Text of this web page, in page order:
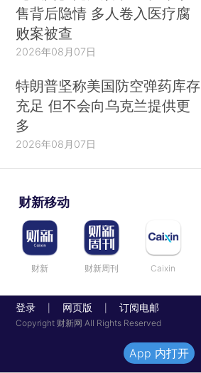
售背后隐情 多人卷入医疗腐
败案被查
2026年08月07日
特朗普坚称美国防空弹药库存
充足 但不会向乌克兰提供更
多
2026年08月07日
财新移动
财新 财新周刊 Caixin
登录 网页版 订阅电邮
Copyright 财新网 All Rights Reserved
App 内打开